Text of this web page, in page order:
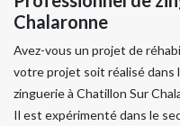
Chalaronne
Avez-vous un projet de
votre projet soit réalisé dans
zinguerie à Chatillon Sur
Il est expérimenté dans le